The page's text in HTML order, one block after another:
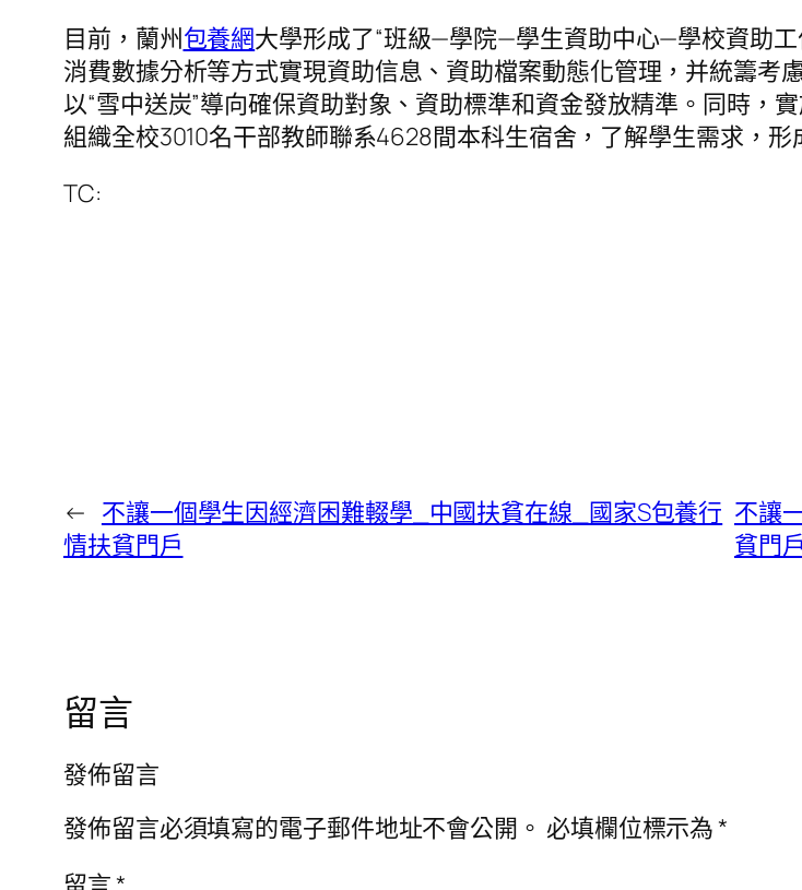
目前，蘭州包養網大學形成了“班級—學院—學生資助中心—學校資助
消費數據分析等方式實現資助信息、資助檔案動態化管理，并統籌考
以“雪中送炭”導向確保資助對象、資助標準和資金發放精準。同時，
組織全校3010名干部教師聯系4628間本科生宿舍，了解學生需求，
TC:
← 不讓一個學生因經濟困難輟學_中國扶貧在線_國家S包養行
情扶貧門戶
不讓
貧門戶
留言
發佈留言
發佈留言必須填寫的電子郵件地址不會公開。 必填欄位標示為*